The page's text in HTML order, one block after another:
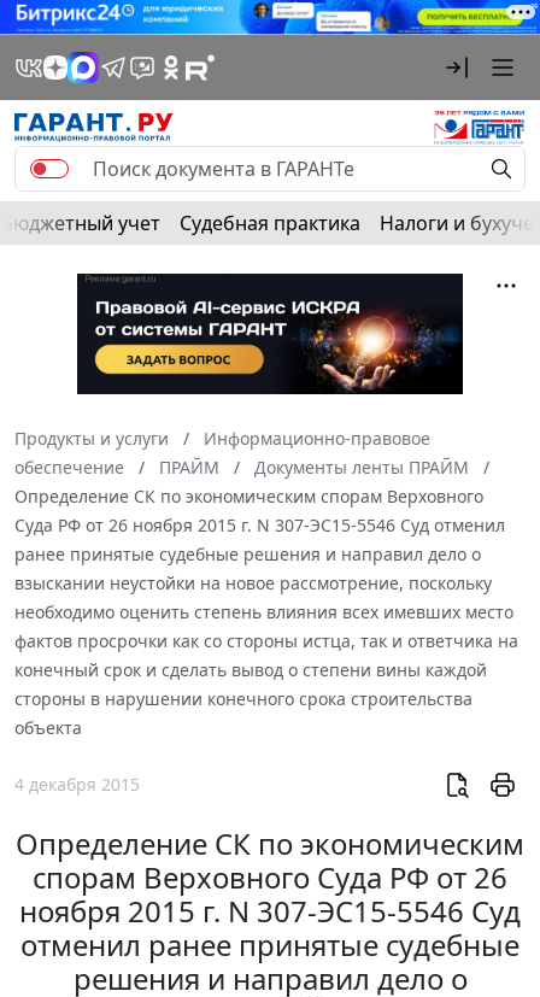
Бюджетный учет Судебная практика Налоги и
Продукты и услуги
Информационно-правовое
обеспечение
ПРАЙМ
Документы ленты ПРАЙМ
Определение СК по экономическим спорам Верховного
Суда РФ от 26 ноября 2015 г. N 307-ЭС15-5546 Суд отменил
ранее принятые судебные решения и направил дело о
взыскании неустойки на новое рассмотрение, поскольку
необходимо оценить степень влияния всех имевших место
фактов просрочки как со стороны истца, так и ответчика на
конечный срок и сделать вывод о степени вины каждой
стороны в нарушении конечного срока строительства
объекта
4 декабря 2015
Определение СК по экономическим
спорам Верховного Суда РФ от 26
ноября 2015 г. N 307-ЭС15-5546 Суд
отменил ранее принятые судебные
решения и направил дело о